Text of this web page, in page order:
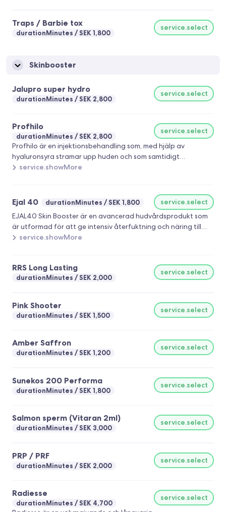
Traps / Barbie tox
durationMinutes SEK 1,800
service.select
Skinbooster
Jalupro super hydro
durationMinutes SEK 2,800
service.select
Profhilo
durationMinutes SEK 2,800
service.select
Profhilo är en injektionsbehandling som, med hjälp av
hyaluronsyra stramar upp huden och som samtidigt
återställer hudens fuktbalans samt motverkar ålderstecken.
vatten. HA stimulerar även stamcellernas produktion av
elastin och kollagen som ger huden sin spänst och fyllighet.
När mängden hyaluronsyra i huden minskar, tappar den sin
elasticitet och blir torrare. För många inträffar detta efter
cirka 25 års ålder. Med hjälp av Profhilo går det däremot att
utföras på flertal områden men framför allt i ansikte, händer
och hals/dekolletage där du önskar en hudföryngring och en
service.showMore
Ejal 40 durationMinutes SEK 1,800
service.select
EJAL40 Skin Booster är en avancerad hudvårdsprodukt som
är utformad för att ge intensiv återfuktning och näring till
huden. Med en unik formulering av aktiva ingredienser syftar
framtagen med modern teknologi och riktar sig till att
förbättra hudens hälsa och utseende för en strålande och
service.showMore
RRS Long Lasting
durationMinutes SEK 2,000
service.select
Pink Shooter
durationMinutes SEK 1,500
service.select
Amber Saffron
durationMinutes SEK 1,200
service.select
Sunekos 200 Performa
durationMinutes SEK 1,800
service.select
Salmon sperm (Vitaran 2ml)
durationMinutes SEK 3,000
service.select
PRP / PRF
durationMinutes SEK 2,000
service.select
Radiesse
durationMinutes SEK 4,700
service.select